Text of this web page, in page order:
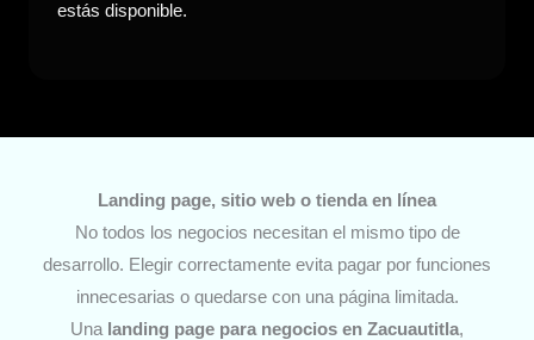
estás disponible.
Landing page, sitio web o tienda en línea
No todos los negocios necesitan el mismo tipo de
desarrollo. Elegir correctamente evita pagar por funciones
innecesarias o quedarse con una página limitada.
Una landing page para negocios en Zacuautitla,